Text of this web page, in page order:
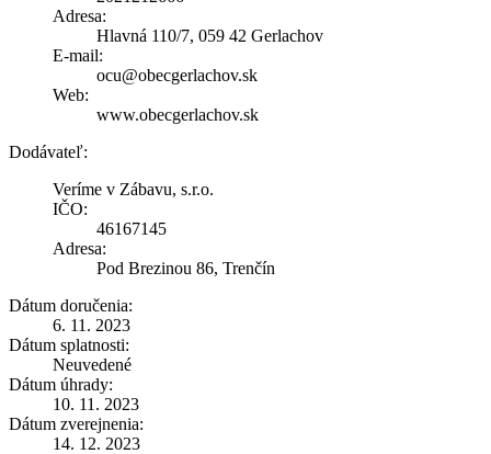
Adresa:
Hlavná 110/7, 059 42 Gerlachov
E-mail:
ocu@obecgerlachov.sk
Web:
www.obecgerlachov.sk
Dodávateľ:
Veríme v Zábavu, s.r.o.
IČO:
46167145
Adresa:
Pod Brezinou 86, Trenčín
Dátum doručenia:
6. 11. 2023
Dátum splatnosti:
Neuvedené
Dátum úhrady:
10. 11. 2023
Dátum zverejnenia:
14. 12. 2023